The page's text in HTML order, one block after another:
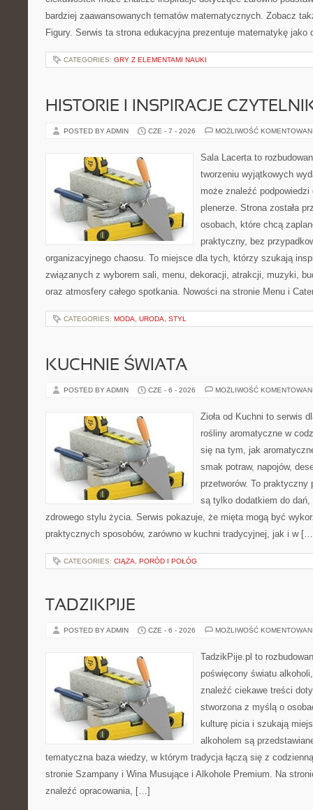
bardziej zaawansowanych tematów matematycznych. Zobacz
Figury. Serwis ta strona edukacyjna prezentuje matematykę
CATEGORIES: GRY Z ELEMENTAMI NAUKI
HISTORIE I INSPIRACJE
POSTED BY ADMIN CZE - 7 - 2026 MOŻLIWOŚĆ
Sala Lacerta to
tworzeniu wyjątkowych
może znaleźć
plenerze. Strona została
osobach, które chcą
praktyczny, bez
organizacyjnego chaosu. To miejsce dla tych, którzy szukają
związanych z wyborem sali, menu, dekoracji, atrakcji, muzyki,
oraz atmosfery całego spotkania. Nowości na stronie Menu i
CATEGORIES: MODA, URODA, STYL
KUCHNIE ŚWIATA
POSTED BY ADMIN CZE - 6 - 2026 MOŻLIWOŚĆ
Zioła od Kuchni to serwis
rośliny aromatyczne w
się na tym, jak
smak potraw, napojów,
przetworów. To praktyczny
są tylko dodatkiem do
zdrowego stylu życia. Serwis pokazuje, że mięta mogą być
praktycznych sposobów, zarówno w kuchni tradycyjnej, jak i w
CATEGORIES: CIĄŻA, PORÓD I POŁÓG
TADZIKPIJE
POSTED BY ADMIN CZE - 6 - 2026 MOŻLIWOŚĆ
TadzikPije.pl to
poświęcony światu
znaleźć ciekawe treści
stworzona z myślą o
kulturę picia i szukają
alkoholem są
tematyczna baza wiedzy, w którym tradycja łączą się z
stronie Szampany i Wina Musujące i Alkohole Premium. Na
znaleźć opracowania, […]